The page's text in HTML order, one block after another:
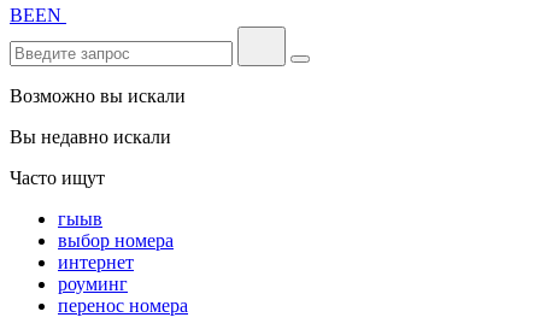
BEEN
Возможно вы искали
Вы недавно искали
Часто ищут
гыыв
выбор номера
интернет
роуминг
перенос номера